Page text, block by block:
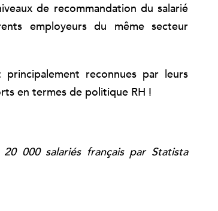
de recommandation du salarié
employeurs du même secteur
reconnues par leurs
en termes de politique RH !
000 salariés français par Statista